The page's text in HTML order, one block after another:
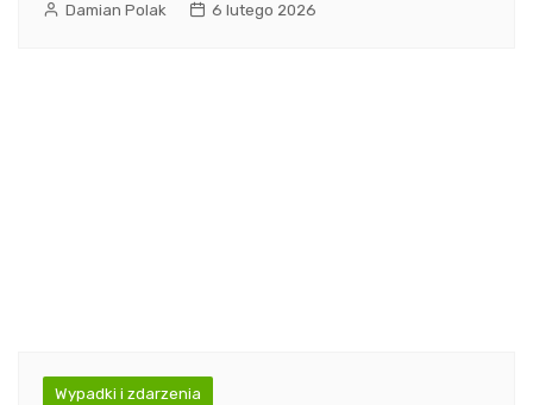
Damian Polak 6 lutego 2026
Wypadki i zdarzenia